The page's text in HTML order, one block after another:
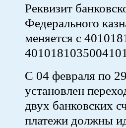
Реквизит
Федерального
меняется с
С 04 февраля по
установлен
двух банковских
платежи должны